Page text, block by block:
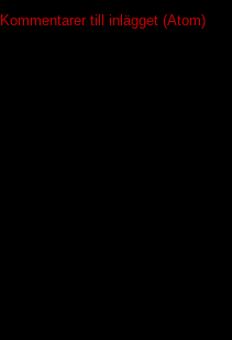
Kommentarer till inlägget (Atom)